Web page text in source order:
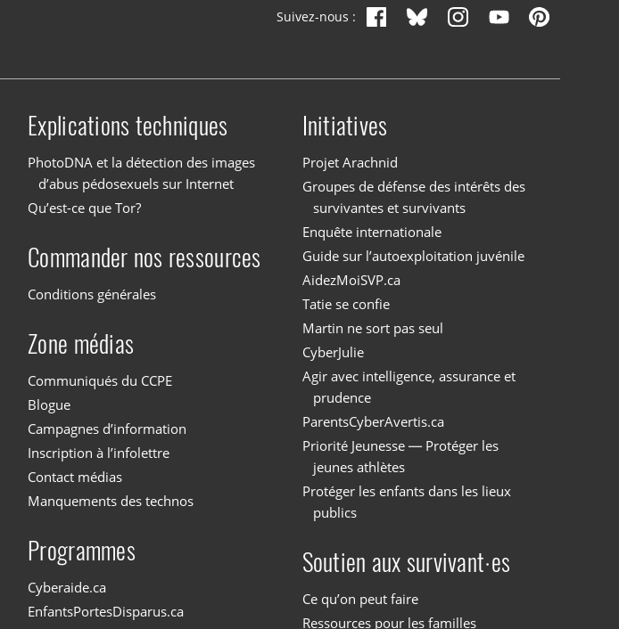
Suivez-nous :
Explications techniques
PhotoDNA et la détection des images
d’abus pédosexuels sur Internet
Qu’est-ce que Tor?
Commander nos ressources
Conditions générales
Zone médias
Communiqués du CCPE
Blogue
Campagnes d’information
Inscription à l’infolettre
Contact médias
Manquements des technos
Programmes
Cyberaide.ca
EnfantsPortesDisparus.ca
Initiatives
Projet Arachnid
Groupes de défense des intérêts des
survivantes et survivants
Enquête internationale
Guide sur l’autoexploitation juvénile
AidezMoiSVP.ca
Tatie se confie
Martin ne sort pas seul
CyberJulie
Agir avec intelligence, assurance et
prudence
ParentsCyberAvertis.ca
Priorité Jeunesse — Protéger les
jeunes athlètes
Protéger les enfants dans les lieux
publics
Soutien aux survivant·es
Ce qu’on peut faire
Ressources pour les familles